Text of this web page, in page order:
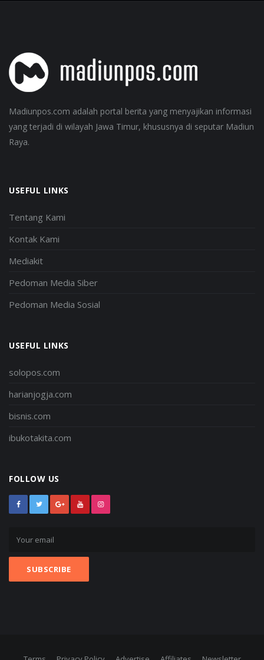
Madiunpos.com adalah portal berita yang menyajikan informasi
yang terjadi di wilayah Jawa Timur, khususnya di seputar Madiun
Raya.
USEFUL LINKS
Tentang Kami
Kontak Kami
Mediakit
Pedoman Media Siber
Pedoman Media Sosial
USEFUL LINKS
solopos.com
harianjogja.com
bisnis.com
ibukotakita.com
FOLLOW US